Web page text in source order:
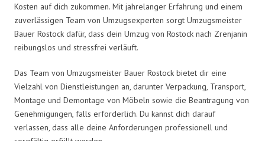
Kosten auf dich zukommen. Mit jahrelanger Erfahrung und einem
zuverlässigen Team von Umzugsexperten sorgt Umzugsmeister
Bauer Rostock dafür, dass dein Umzug von Rostock nach Zrenjanin
reibungslos und stressfrei verläuft.
Das Team von Umzugsmeister Bauer Rostock bietet dir eine
Vielzahl von Dienstleistungen an, darunter Verpackung, Transport,
Montage und Demontage von Möbeln sowie die Beantragung von
Genehmigungen, falls erforderlich. Du kannst dich darauf
verlassen, dass alle deine Anforderungen professionell und